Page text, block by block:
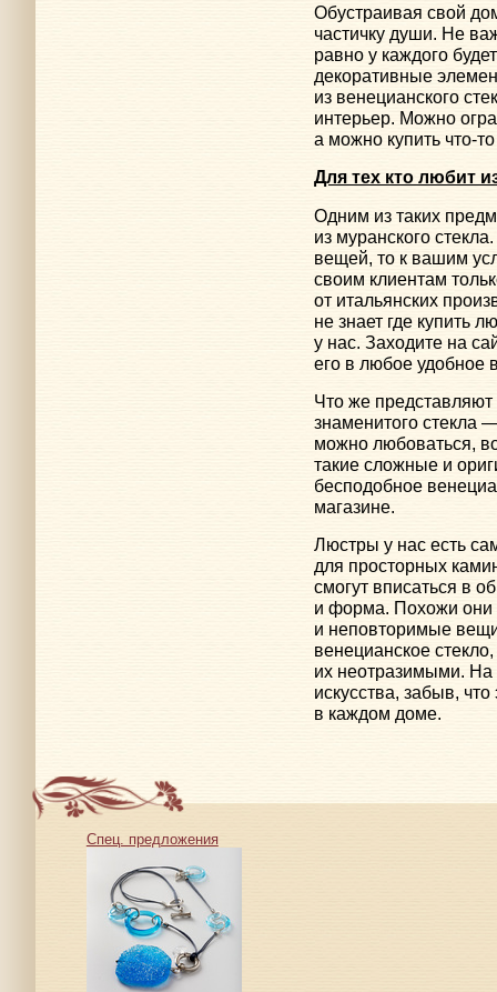
Обустраивая свой
частичку души. Не
равно у каждого
декоративные
из венецианского
интерьер. Можно
а можно купить что-то
Для тех кто любит
Одним из таких
из муранского
вещей, то к вашим
своим клиентам
от итальянских
не знает где купить
у нас. Заходите на
его в любое удобное
Что же
знаменитого стекла
можно любоваться,
такие сложные и
бесподобное
магазине.
Люстры у нас есть
для просторных
смогут вписаться в
и форма. Похожи они
и неповторимые
венецианское
их неотразимыми. На
искусства, забыв,
в каждом доме.
Спец. предложения